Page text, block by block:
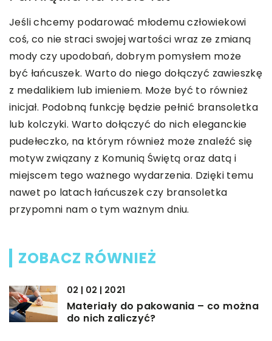
Jeśli chcemy podarować młodemu człowiekowi
coś, co nie straci swojej wartości wraz ze zmianą
mody czy upodobań, dobrym pomysłem może
być łańcuszek. Warto do niego dołączyć zawieszkę
z medalikiem lub imieniem. Może być to również
inicjał. Podobną funkcję będzie pełnić bransoletka
lub kolczyki. Warto dołączyć do nich eleganckie
pudełeczko, na którym również może znaleźć się
motyw związany z Komunią Świętą oraz datą i
miejscem tego ważnego wydarzenia. Dzięki temu
nawet po latach łańcuszek czy bransoletka
przypomni nam o tym ważnym dniu.
ZOBACZ RÓWNIEŻ
02 | 02 | 2021
Materiały do pakowania – co można
do nich zaliczyć?